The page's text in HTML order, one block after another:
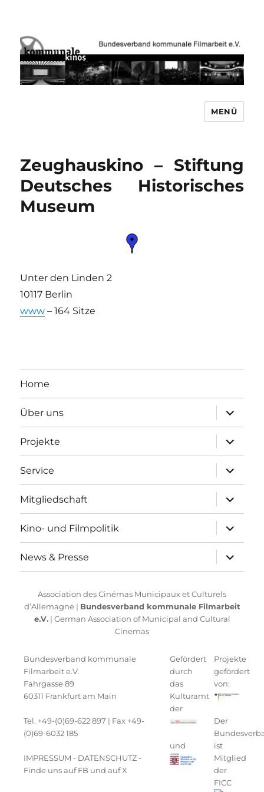
Bundesverband kommunale
MENÜ
Zeughauskino – Stiftung
Deutsches Historisches
Museum
Unter den Linden 2
10117 Berlin
www – 164 Sitze
Home
Über uns
anzeigen
Projekte
anzeigen
Service
anzeigen
Mitgliedschaft
anzeigen
Kino- und Filmpolitik
anzeigen
News & Presse
anzeigen
Association des Cinémas Municipaux et Culturels
d’Allemagne | Bundesverband kommunale Filmarbeit
e.V.| German Association of Municipal and Cultural
Cinemas
Bundesverband kommunale
Filmarbeit e.V.
Fahrgasse 89
60311 Frankfurt am Main
Tel. +49-(0)69-622 897 | Fax +49-
(0)69-6032 185
IMPRESSUM - DATENSCHUTZ-
Finde uns auf FB und aufX
Gefördert
durch
das
Kulturamt
der
und
Projekte
gefördert
von:
Der
ist
Mitglied
der
FICC